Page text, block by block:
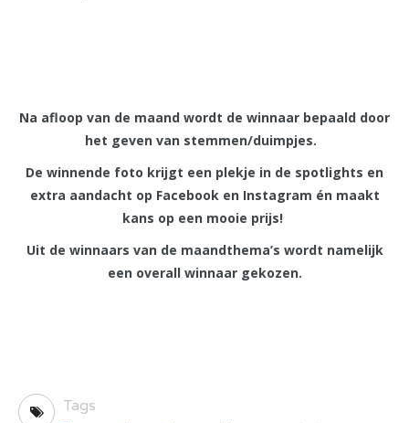
Na afloop van de maand wordt de winnaar bepaald door
het geven van stemmen/duimpjes.
De winnende foto krijgt een plekje in de spotlights en
extra aandacht op Facebook en Instagram én maakt
kans op een mooie prijs!
Uit de winnaars van de maandthema’s wordt namelijk
een overall winnaar gekozen.
Tags